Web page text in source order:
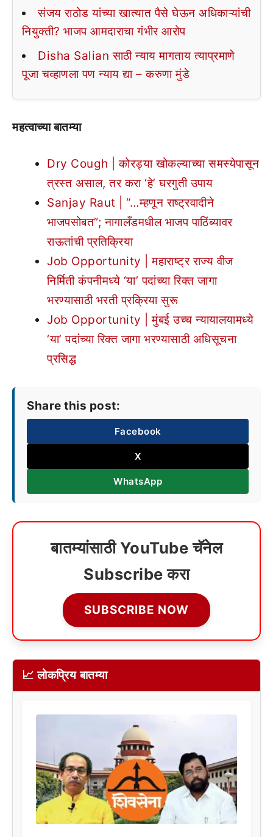
संजय राठोड यांच्या खात्यात पैसे घेऊन अधिकाऱ्यांची
नियुक्ती? भाजप आमदाराचा गंभीर आरोप
Disha Salian साठी न्याय मागताय त्याप्रमाणे
पूजा चव्हाणला पण न्याय द्या – करुणा मुंडे
महत्वाच्या बातम्या
Dry Cough | कोरड्या खोकल्याच्या समस्येपासून
त्रस्त असाल, तर करा ‘हे’ घरगुती उपाय
Sanjay Raut | “…म्हणून राष्ट्रवादीने
भाजपसोबत”; नागालँडमधील भाजप पाठिंब्यावर
राऊतांची प्रतिक्रिया
Job Opportunity | महाराष्ट्र राज्य वीज
निर्मिती कंपनीमध्ये ‘या’ पदांच्या रिक्त जागा
भरण्यासाठी भरती प्रक्रिया सुरू
Job Opportunity | मुंबई उच्च न्यायालयामध्ये
‘या’ पदांच्या रिक्त जागा भरण्यासाठी अधिसूचना
प्रसिद्ध
Share this post:
Facebook
X
WhatsApp
बातम्यांसाठी YouTube चॅनेल
Subscribe करा
SUBSCRIBE NOW
📈 लोकप्रिय बातम्या